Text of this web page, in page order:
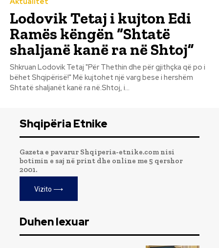
Lodovik Tetaj i kujton Edi
Ramës këngën “Shtatë
shaljanë kanë ra në Shtoj”
Shkruan Lodovik Tetaj "Për Thethin dhe për gjithçka që po i
bëhet Shqipërisë!" Më kujtohet një varg bese i hershëm
Shtatë shaljanët kanë ra në.Shtoj, i...
Shqipëria Etnike
Gazeta e pavarur Shqiperia-etnike.com nisi
botimin e saj në print dhe online me 5 qershor
2001.
Vizito ⟶
Duhen lexuar